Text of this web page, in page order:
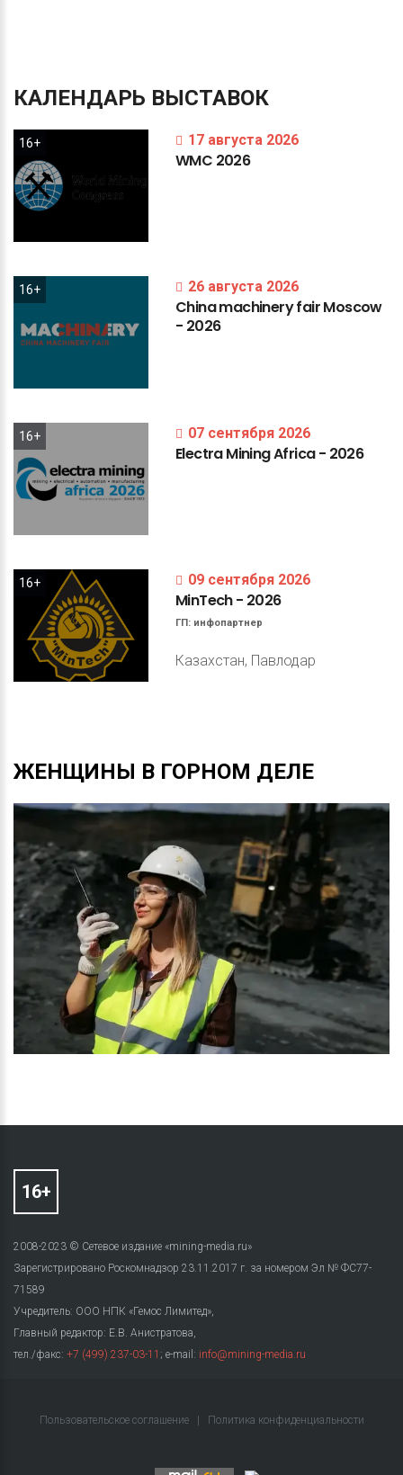
КАЛЕНДАРЬ ВЫСТАВОК
16+ 17 августа 2026
WMC 2026
16+ 26 августа 2026
ChinamachineryfairMoscow
- 2026
16+ 07 сентября 2026
ElectraMiningAfrica- 2026
16+ 09 сентября 2026
MinTech- 2026
ГП: инфопартнер
Казахстан, Павлодар
ЖЕНЩИНЫ В ГОРНОМ ДЕЛЕ
2008-2023 © Сетевое издание «mining-media.ru»
Зарегистрировано Роскомнадзор 23.11.2017 г. за номером Эл № ФС77-
71589
Учредитель: ООО НПК «Гемос Лимитед»,
Главный редактор: Е.В. Анистратова,
тел./факс: +7 (499) 237-03-11 ; e-mail: info@mining-media.ru
Пользовательское соглашение Политика конфиденциальности